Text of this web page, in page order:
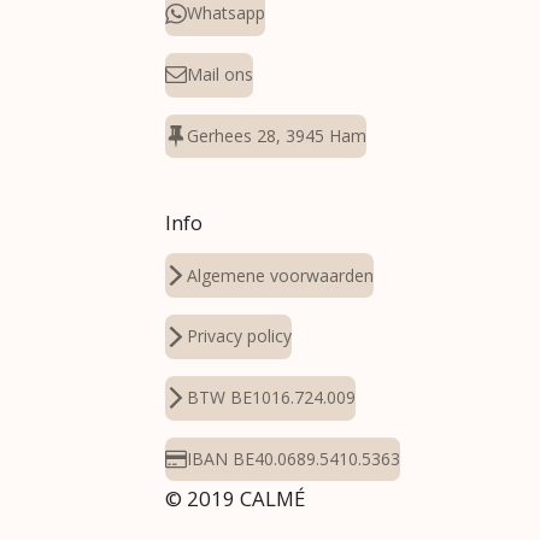
Whatsapp
Mail ons
Gerhees 28, 3945 Ham
Info
Algemene voorwaarden
Privacy policy
BTW BE1016.724.009
IBAN BE40.0689.5410.5363
© 2019 CALMÉ